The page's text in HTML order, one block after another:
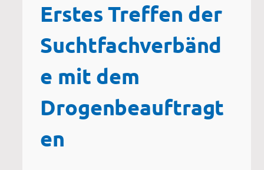
Erstes Treffen der
Suchtfachverbänd
e mit dem
Drogenbeauftragt
en